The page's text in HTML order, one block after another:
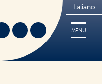
MENU
Italiano